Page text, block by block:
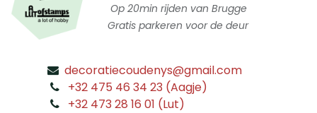
Op 20min rijden van Brugge
Gratis parkeren voor de deur
decoratiecoudenys@gmail.com
+32 475 46 34 23 (Aagje)
+32 473 28 16 01 (Lut)